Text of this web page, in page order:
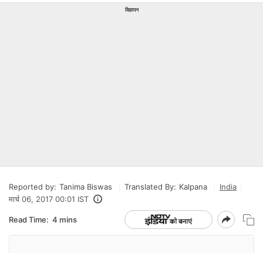
विज्ञापन
Reported by: Tanima Biswas Translated By: Kalpana
India
मार्च 06, 2017 00:01 IST
Read Time: 4 mins